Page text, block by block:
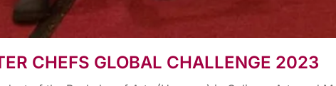
CHEFS GLOBAL CHALLENGE 2023